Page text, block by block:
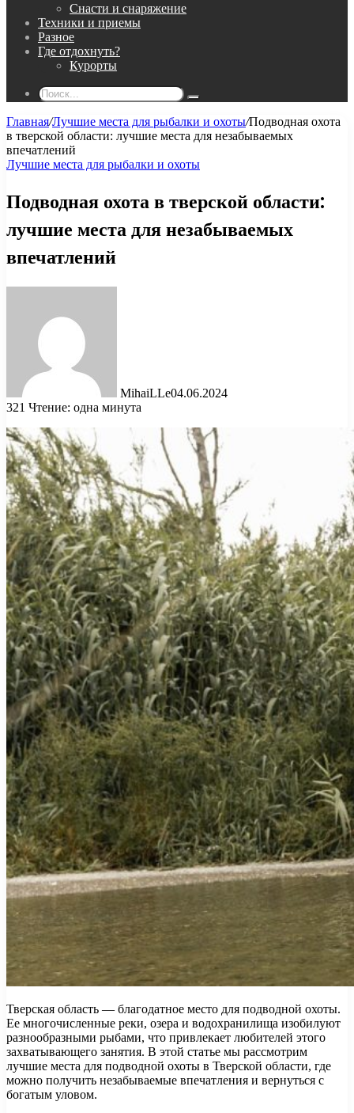
Снасти и снаряжение
Техники и приемы
Разное
Где отдохнуть?
Курорты
Поиск...
Главная/Лучшие места для рыбалки и охоты/Подводная охота
в тверской области: лучшие места для незабываемых
впечатлений
Лучшие места для рыбалки и охоты
Подводная охота в тверской области:
лучшие места для незабываемых
впечатлений
MihaiLLe04.06.2024
321 Чтение: одна минута
Тверская область — благодатное место для подводной охоты.
Ее многочисленные реки, озера и водохранилища изобилуют
разнообразными рыбами, что привлекает любителей этого
захватывающего занятия. В этой статье мы рассмотрим
лучшие места для подводной охоты в Тверской области, где
можно получить незабываемые впечатления и вернуться с
богатым уловом.